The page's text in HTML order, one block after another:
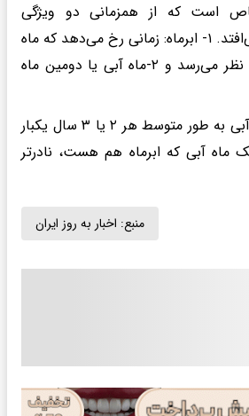
است که از همزمانی دو ویژگی
غیرمعمول ماه اتفاق می‌افتد. ۱- ابرماه: زمانی رخ می‌دهد که ماه
بزرگتر از حد معمول به نظر می‌رسد و ۲-ماه آبی یا دومین ماه
به گفته ناسا، یک ماه آبی به طور متوسط هر ۲ یا ۳ سال یکبار
آبی که ابرماه هم هست، نادرتر
منبع: اخبار به روز ایران